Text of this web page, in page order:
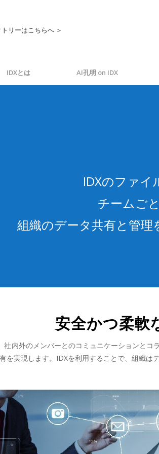
リーはこちらへ ＞
IDXとは AI孔明 on IDX
IDXのファイ
チームご
組織のデータ共有と管理
安全かつ柔軟
社内外のメンバーとのコミュニケーションと
を実現します。IDXを利用することで、組織は